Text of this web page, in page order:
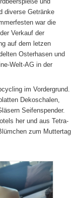
diverse Getränke
war die
Verkauf der
auf dem letzen
Osterhasen und
Welt-AG in der
im Vordergrund.
Dekoschalen,
Seifenspender.
her und aus Tetra-
zum Muttertag